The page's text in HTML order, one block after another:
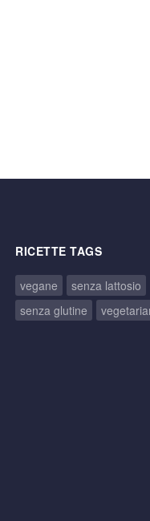
RICETTE TAGS
vegane
senza lattosio
senza glutine